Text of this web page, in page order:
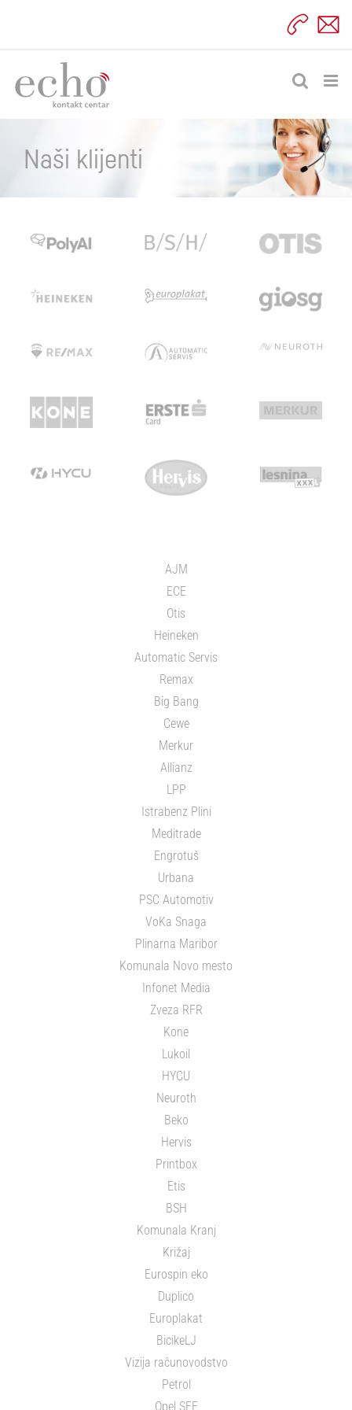
Naši klijenti
AJM
ECE
Otis
Heineken
Automatic Servis
Remax
Big Bang
Cewe
Merkur
Allianz
LPP
Istrabenz Plini
Meditrade
Engrotuš
Urbana
PSC Automotiv
VoKa Snaga
Plinarna Maribor
Komunala Novo mesto
Infonet Media
Zveza RFR
Kone
Lukoil
HYCU
Neuroth
Beko
Hervis
Printbox
Etis
BSH
Komunala Kranj
Križaj
Eurospin eko
Duplico
Europlakat
BicikeLJ
Vizija računovodstvo
Petrol
Opel SEE